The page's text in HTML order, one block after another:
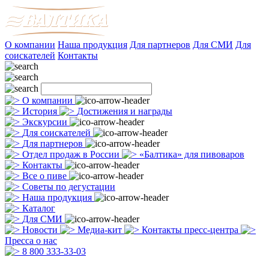
О компании Наша продукция Для партнеров Для СМИ Для
соискателей Контакты
О компании
История
Достижения и награды
Экскурсии
Для соискателей
Для партнеров
Отдел продаж в России
«Балтика» для пивоваров
Контакты
Все о пиве
Советы по дегустации
Наша продукция
Каталог
Для СМИ
Новости
Медиа-кит
Контакты пресс-центра
Пресса о нас
8 800 333-33-03